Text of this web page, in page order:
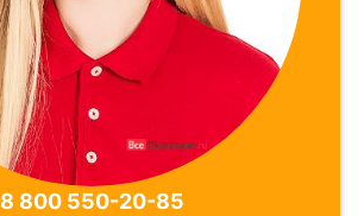
8 800 550-20-85